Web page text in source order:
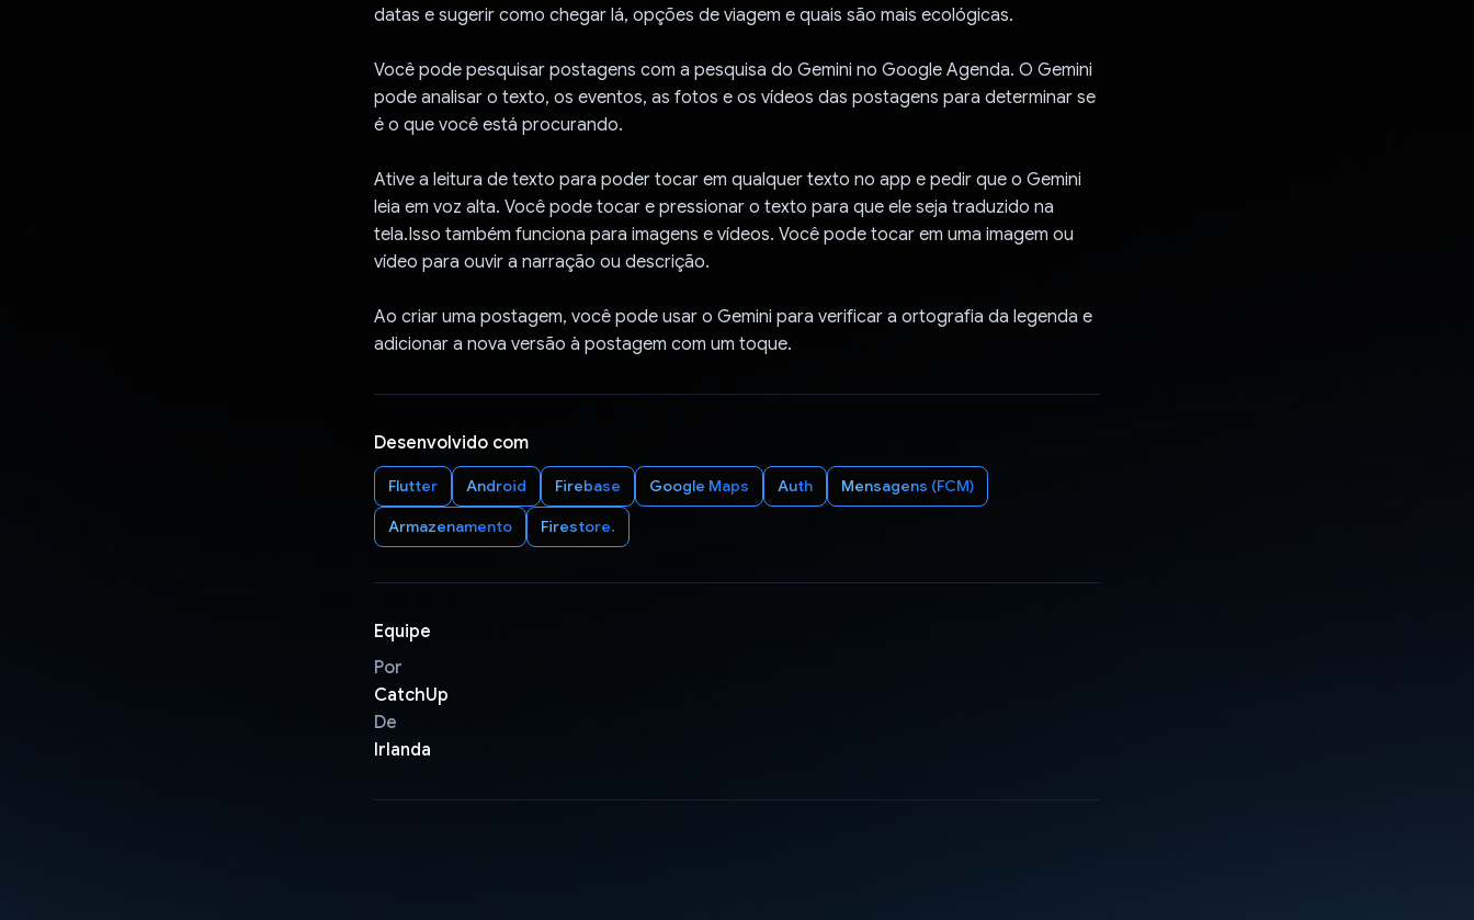
datas e sugerir como chegar lá, opções de viagem e quais são mais ecológicas.
Você pode pesquisar postagens com a pesquisa do Gemini no Google Agenda. O Gemini
pode analisar o texto, os eventos, as fotos e os vídeos das postagens para determinar se
é o que você está procurando.
Ative a leitura de texto para poder tocar em qualquer texto no app e pedir que o Gemini
leia em voz alta. Você pode tocar e pressionar o texto para que ele seja traduzido na
tela.Isso também funciona para imagens e vídeos. Você pode tocar em uma imagem ou
vídeo para ouvir a narração ou descrição.
Ao criar uma postagem, você pode usar o Gemini para verificar a ortografia da legenda e
adicionar a nova versão à postagem com um toque.
Desenvolvido com
Flutter Android Firebase Google Maps Auth Mensagens (FCM)
Armazenamento Firestore.
Equipe
Por
CatchUp
De
Irlanda